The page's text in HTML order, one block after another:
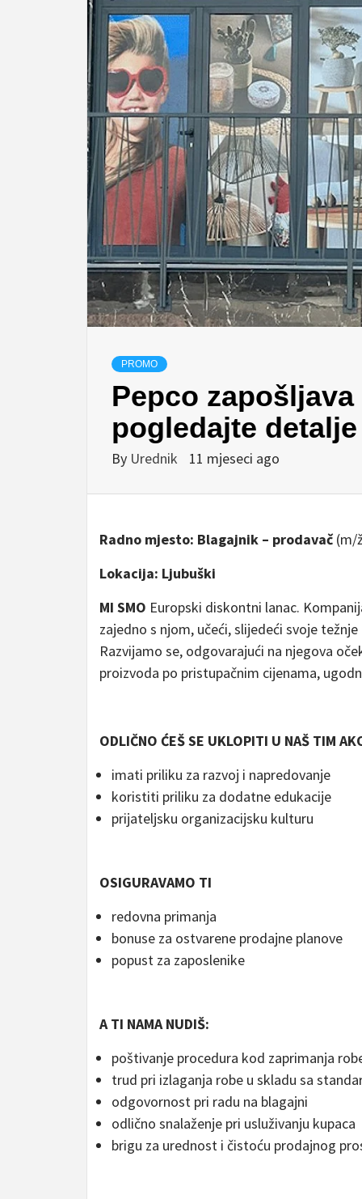
PROMO
Pepco
pogledajte
By Urednik 11 mjeseci ago
Radno mjesto: Blagajnik – prodavač (m/
Lokacija: Ljubuški
MI SMO Europski diskontni lanac.
zajedno s njom, učeći, slijedeći svoje
Razvijamo se, odgovarajući na njegova
proizvoda po pristupačnim cijenama,
ODLIČNO ĆEŠ SE UKLOPITI U NAŠ TIM
imati priliku za razvoj i napredovanje
koristiti priliku za dodatne edukacije
prijateljsku organizacijsku kulturu
OSIGURAVAMO TI
redovna primanja
bonuse za ostvarene prodajne planove
popust za zaposlenike
A TI NAMA NUDIŠ:
poštivanje procedura kod zaprimanja
trud pri izlaganja robe u skladu sa
odgovornost pri radu na blagajni
odlično snalaženje pri usluživanju kupaca
brigu za urednost i čistoću prodajnog